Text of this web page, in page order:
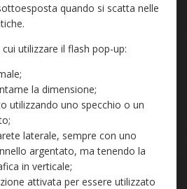
quando si scatta nelle
utilizzare il flash pop-up:
la dimensione;
utilizzando uno specchio o un
laterale, sempre con uno
argentato, ma tenendo la
in verticale;
attivata per essere utilizzato